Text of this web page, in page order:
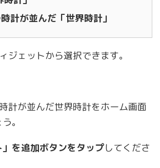
計が並んだ「世界時計」
ジェットから選択できます。
計が並んだ世界時計をホーム画面
。
」を追加ボタンをタップしてくださ